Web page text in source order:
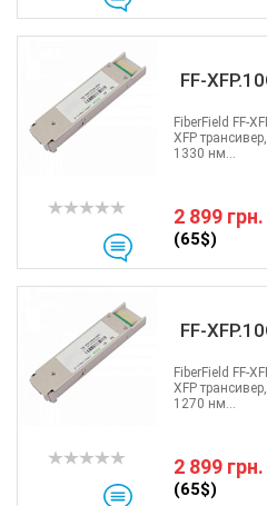
FF-
2 899 грн.
(65$)
FiberField FF-
XFP
1330 нм...
FF-
2 899 грн.
(65$)
FiberField FF-
XFP
1270 нм...